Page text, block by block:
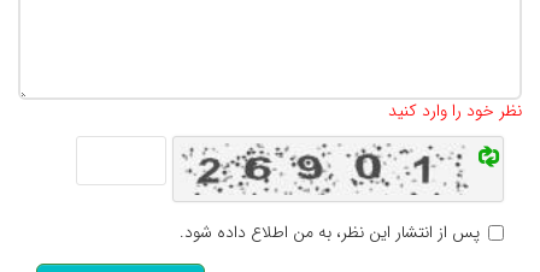
نظر خود را وارد کنید
پس از انتشار این نظر، به من اطلاع داده شود.